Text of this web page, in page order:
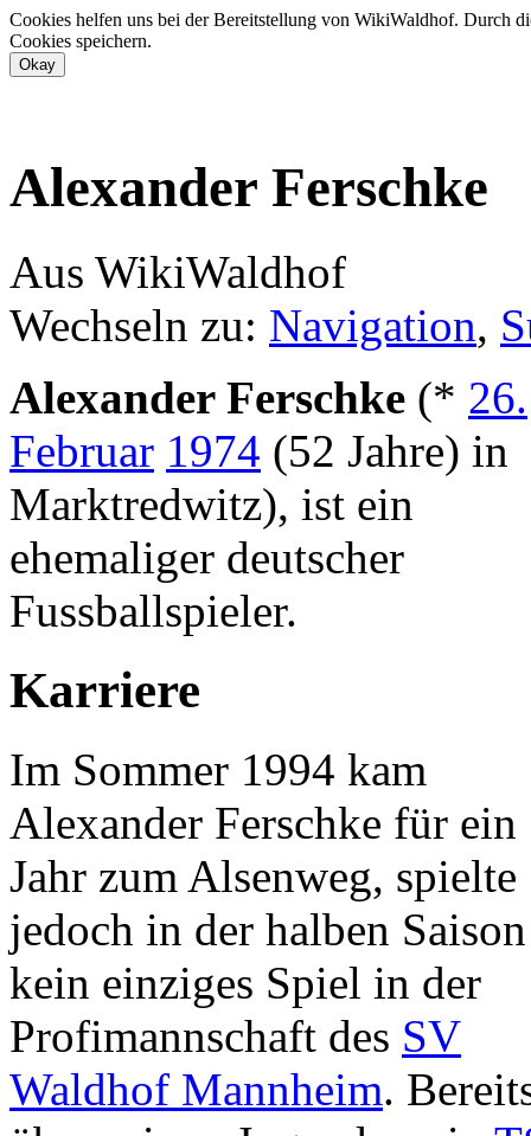
Cookies helfen uns bei der Bereitstellung von WikiWaldhof. Durch
Cookies speichern.
Alexander Ferschke
Aus WikiWaldhof
Wechseln zu: Navigation,
Alexander Ferschke (* 26.
Februar 1974 (52 Jahre) in
Marktredwitz), ist ein
ehemaliger deutscher
Fussballspieler.
Karriere
Im Sommer 1994 kam
Alexander Ferschke für ein
Jahr zum Alsenweg, spielte
jedoch in der halben Saison
kein einziges Spiel in der
Profimannschaft des SV
Waldhof Mannheim.